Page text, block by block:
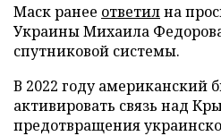
Маск ранее ответилна
Украины Михаила
спутниковой системы.
В 2022 году американский
активировать связь над
предотвращения